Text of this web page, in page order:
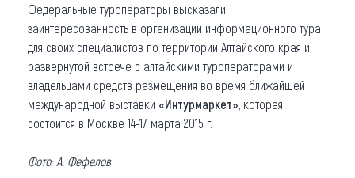
Федеральные туроператоры высказали
заинтересованность в организации информационного тура
для своих специалистов по территории Алтайского края и
развернутой встрече с алтайскими туроператорами и
владельцами средств размещения во время ближайшей
международной выставки «Интурмаркет» , которая
состоится в Москве 14-17 марта 2015 г.
Фото: А. Фефелов